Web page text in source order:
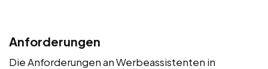
Anforderungen
Die Anforderungen an Werbeassistenten in